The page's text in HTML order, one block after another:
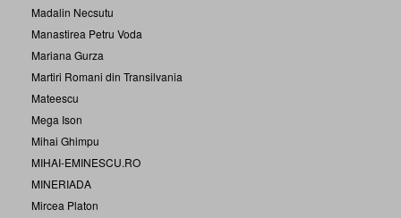
Madalin Necsutu
Manastirea Petru Voda
Mariana Gurza
Martiri Romani din Transilvania
Mateescu
Mega Ison
Mihai Ghimpu
MIHAI-EMINESCU.RO
MINERIADA
Mircea Platon